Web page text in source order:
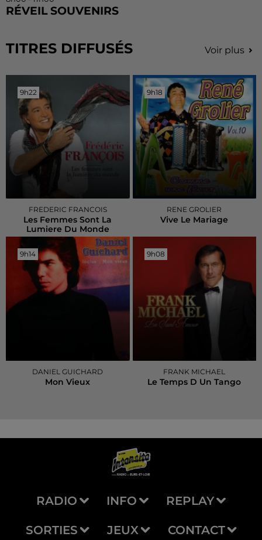
RÉVEIL SOUVENIRS
TITRES DIFFUSÉS Voir plus
9h22
9h22
FREDERIC FRANCOIS
Les Femmes Sont La
Lumiere Du Monde
9h18
9h18
RENE GROLIER
Vive Le Mariage
9h14
9h14
DANIEL GUICHARD
Mon Vieux
9h08
9h08
FRANK MICHAEL
Le Temps D Un Tango
RADIO INFO REPLAY
SORTIES JEUX CONTACT